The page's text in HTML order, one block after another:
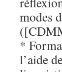
modes
*
l’aide